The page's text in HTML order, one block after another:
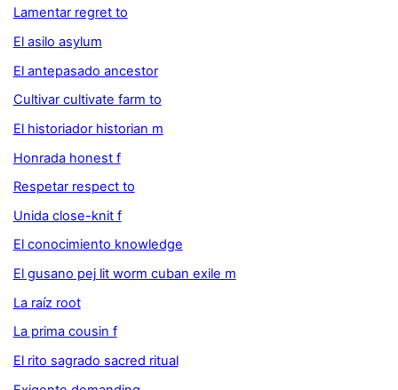
Lamentar regret to
El asilo asylum
El antepasado ancestor
Cultivar cultivate farm to
El historiador historian m
Honrada honest f
Respetar respect to
Unida close-knit f
El conocimiento knowledge
El gusano pej lit worm cuban exile m
La raíz root
La prima cousin f
El rito sagrado sacred ritual